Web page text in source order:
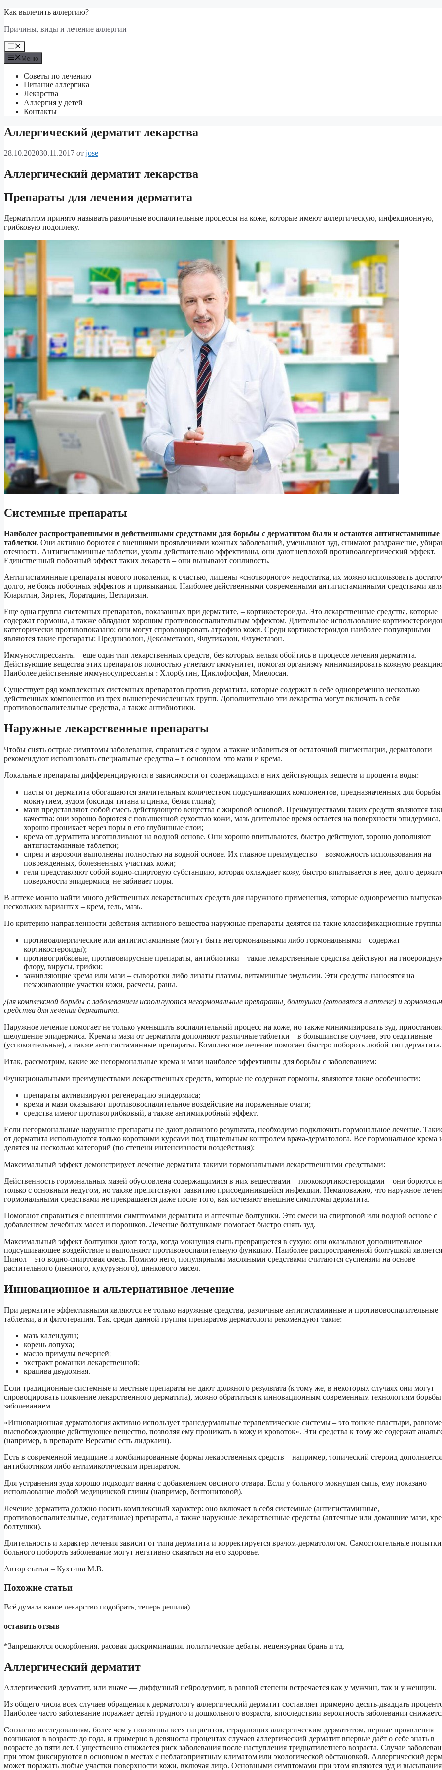
Перейти
содержимому
Как вылечить аллергию?
Причины, виды и лечение аллергии
Меню
Меню
Советы по лечению
Питание аллергика
Лекарства
Аллергия у детей
Контакты
Аллергический дерматит лекарства
28.10.202030.11.2017 от jose
Аллергический дерматит лекарства
Препараты для лечения дерматита
Дерматитом принято называть различные воспалительные процессы на коже, которые имеют аллергическую, инфекционную,
грибковую подоплеку.
Системные препараты
Наиболее распространенными и действенными средствами для борьбы с дерматитом были и остаются антигистаминные
таблетки. Они активно борются с внешними проявлениями кожных заболеваний, уменьшают зуд, снимают раздражение,
отечность. Антигистаминные таблетки, уколы действительно эффективны, они дают неплохой противоаллергический эффект.
Единственный побочный эффект таких лекарств – они вызывают сонливость.
Антигистаминные препараты нового поколения, к счастью, лишены «снотворного» недостатка, их можно использовать
долго, не боясь побочных эффектов и привыкания. Наиболее действенными современными антигистаминными средствами
Кларитин, Зиртек, Лоратадин, Цетиризин.
Еще одна группа системных препаратов, показанных при дерматите, – кортикостероиды. Это лекарственные средства, которые
содержат гормоны, а также обладают хорошим противовоспалительным эффектом. Длительное использование
категорически противопоказано: они могут спровоцировать атрофию кожи. Среди кортикостероидов наиболее популярными
являются такие препараты: Преднизолон, Дексаметазон, Флутиказон, Флуметазон.
Иммуносупрессанты – еще один тип лекарственных средств, без которых нельзя обойтись в процессе лечения дерматита.
Действующие вещества этих препаратов полностью угнетают иммунитет, помогая организму минимизировать кожную
Наиболее действенные иммуносупрессанты : Хлорбутин, Циклофосфан, Миелосан.
Существует ряд комплексных системных препаратов против дерматита, которые содержат в себе одновременно несколько
действенных компонентов из трех вышеперечисленных групп. Дополнительно эти лекарства могут включать в себя
противовоспалительные средства, а также антибиотики.
Наружные лекарственные препараты
Чтобы снять острые симптомы заболевания, справиться с зудом, а также избавиться от остаточной пигментации, дерматологи
рекомендуют использовать специальные средства – в основном, это мази и крема.
Локальные препараты дифференцируются в зависимости от содержащихся в них действующих веществ и процента воды:
пасты от дерматита обогащаются значительным количеством подсушивающих компонентов, предназначенных для борьбы
мокнутием, зудом (оксиды титана и цинка, белая глина);
мази представляют собой смесь действующего вещества с жировой основой. Преимуществами таких средств являются
качества: они хорошо борются с повышенной сухостью кожи, мазь длительное время остается на поверхности эпидермиса,
хорошо проникает через поры в его глубинные слои;
крема от дерматита изготавливают на водной основе. Они хорошо впитываются, быстро действуют, хорошо дополняют
антигистаминные таблетки;
спреи и аэрозоли выполнены полностью на водной основе. Их главное преимущество – возможность использования на
поврежденных, болезненных участках кожи;
гели представляют собой водно-спиртовую субстанцию, которая охлаждает кожу, быстро впитывается в нее, долго
поверхности эпидермиса, не забивает поры.
В аптеке можно найти много действенных лекарственных средств для наружного применения, которые одновременно
нескольких вариантах – крем, гель, мазь.
По критерию направленности действия активного вещества наружные препараты делятся на такие классификационные группы:
противоаллергические или антигистаминные (могут быть негормональными либо гормональными – содержат
кортикостероиды);
противогрибковые, противовирусные препараты, антибиотики – такие лекарственные средства действуют на
флору, вирусы, грибки;
заживляющие крема или мази – сыворотки либо лизаты плазмы, витаминные эмульсии. Эти средства наносятся на
незаживающие участки кожи, расчесы, раны.
Для комплексной борьбы с заболеванием используются негормональные препараты, болтушки (готовятся в аптеке) и
средства для лечения дерматита.
Наружное лечение помогает не только уменьшить воспалительный процесс на коже, но также минимизировать зуд,
шелушение эпидермиса. Крема и мази от дерматита дополняют различные таблетки – в большинстве случаев, это седативные
(успокоительные), а также антигистаминные препараты. Комплексное лечение помогает быстро побороть любой тип дерматита.
Итак, рассмотрим, какие же негормональные крема и мази наиболее эффективны для борьбы с заболеванием:
Функциональными преимуществами лекарственных средств, которые не содержат гормоны, являются такие особенности:
препараты активизируют регенерацию эпидермиса;
крема и мази оказывают противовоспалительное воздействие на пораженные очаги;
средства имеют противогрибковый, а также антимикробный эффект.
Если негормональные наружные препараты не дают должного результата, необходимо подключить гормональное лечение.
от дерматита используются только короткими курсами под тщательным контролем врача-дерматолога. Все гормональное крема
делятся на несколько категорий (по степени интенсивности воздействия):
Максимальный эффект демонстрирует лечение дерматита такими гормональными лекарственными средствами:
Действенность гормональных мазей обусловлена содержащимися в них веществами – глюкокортикостероидами – они борются
только с основным недугом, но также препятствуют развитию присоединившейся инфекции. Немаловажно, что наружное
гормональными средствами не прекращается даже после того, как исчезают внешние симптомы дерматита.
Помогают справиться с внешними симптомами дерматита и аптечные болтушки. Это смеси на спиртовой или водной основе с
добавлением лечебных масел и порошков. Лечение болтушками помогает быстро снять зуд.
Максимальный эффект болтушки дают тогда, когда мокнущая сыпь превращается в сухую: они оказывают дополнительное
подсушивающее воздействие и выполняют противовоспалительную функцию. Наиболее распространенной болтушкой является
Цинол – это водно-спиртовая смесь. Помимо него, популярными масляными средствами считаются суспензии на основе
растительного (льняного, кукурузного), цинкового масел.
Инновационное и альтернативное лечение
При дерматите эффективными являются не только наружные средства, различные антигистаминные и противовоспалительные
таблетки, а и фитотерапия. Так, среди данной группы препаратов дерматологи рекомендуют такие:
мазь календулы;
корень лопуха;
масло примулы вечерней;
экстракт ромашки лекарственной;
крапива двудомная.
Если традиционные системные и местные препараты не дают должного результата (к тому же, в некоторых случаях они могут
спровоцировать появление лекарственного дерматита), можно обратиться к инновационным современным технологиям борьбы
заболеванием.
«Инновационная дерматология активно использует трансдермальные терапевтические системы – это тонкие пластыри,
высвобождающие действующее вещество, позволяя ему проникать в кожу и кровоток». Эти средства к тому же содержат
(например, в препарате Версатис есть лидокаин).
Есть в современной медицине и комбинированные формы лекарственных средств – например, топический стероид дополняется
антибиотиком либо антимикотическим препаратом.
Для устранения зуда хорошо подходит ванна с добавлением овсяного отвара. Если у больного мокнущая сыпь, ему показано
использование любой медицинской глины (например, бентонитовой).
Лечение дерматита должно носить комплексный характер: оно включает в себя системные (антигистаминные,
противовоспалительные, седативные) препараты, а также наружные лекарственные средства (аптечные или домашние мази,
болтушки).
Длительность и характер лечения зависит от типа дерматита и корректируется врачом-дерматологом. Самостоятельные попытки
больного побороть заболевание могут негативно сказаться на его здоровье.
Автор статьи – Кухтина М.В.
Похожие статьи
Всё думала какое лекарство подобрать, теперь решила)
оставить отзыв
*Запрещаются оскорбления, расовая дискриминация, политические дебаты, нецензурная брань и тд.
Аллергический дерматит
Аллергический дерматит, или иначе — диффузный нейродермит, в равной степени встречается как у мужчин, так и у женщин.
Из общего числа всех случаев обращения к дерматологу аллергический дерматит составляет примерно десять-двадцать
Наиболее часто заболевание поражает детей грудного и дошкольного возраста, впоследствии вероятность заболевания
Согласно исследованиям, более чем у половины всех пациентов, страдающих аллергическим дерматитом, первые проявления
возникают в возрасте до года, и примерно в девяноста процентах случаев аллергический дерматит впервые даёт о себе знать в
возрасте до пяти лет. Существенно снижается риск заболевания после наступления тридцатилетнего возраста. Случаи
при этом фиксируются в основном в местах с неблагоприятным климатом или экологической обстановкой. Аллергический
может поражать любые участки поверхности кожи, включая лицо. Основными симптомами при этом являются зуд и